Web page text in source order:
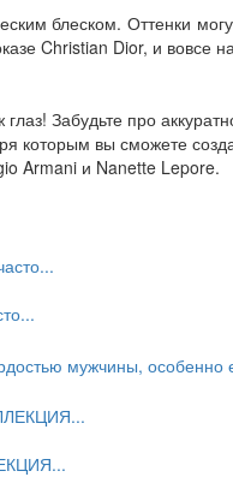
блеском. Оттенки
Christian Dior, и вовсе
Забудьте про
которым вы сможете
Armani и Nanette Lepore.
мужчины,